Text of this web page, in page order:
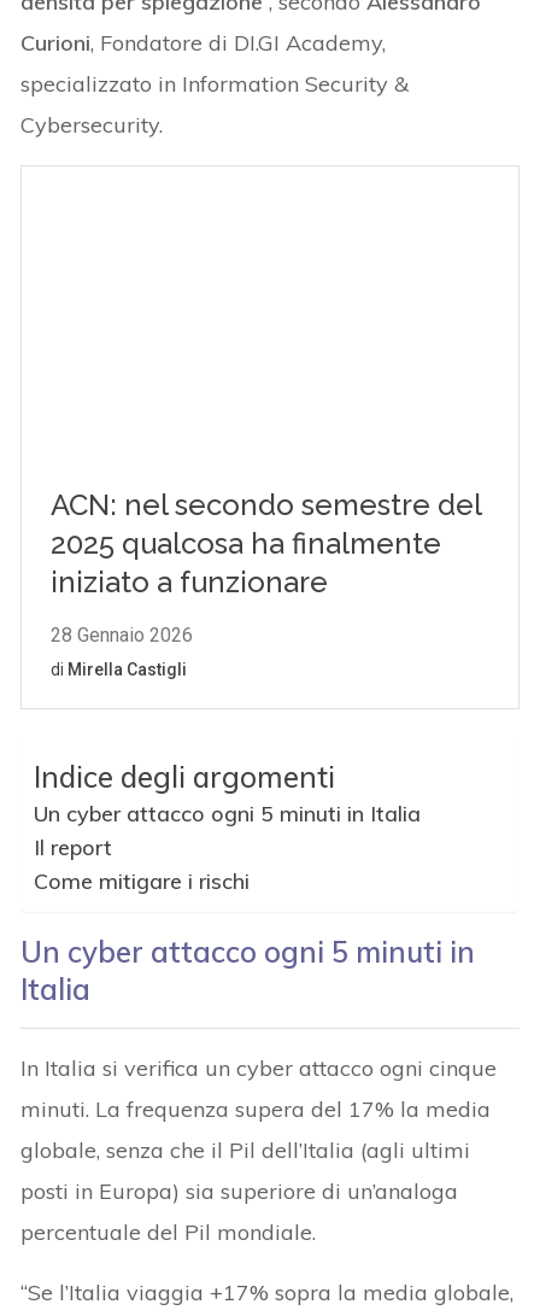
Curioni, Fondatore di DI.GI Academy,
specializzato in Information Security &
Cybersecurity.
Indice degli argomenti
Un cyber attacco ogni 5 minuti in Italia
Il report
Come mitigare i rischi
Un cyber attacco ogni 5 minuti in
Italia
In Italia si verifica un cyber attacco ogni cinque
minuti. La frequenza supera del 17% la media
globale, senza che il Pil dell’Italia (agli ultimi
posti in Europa) sia superiore di un’analoga
percentuale del Pil mondiale.
“Se l’Italia viaggia +17% sopra la media globale,